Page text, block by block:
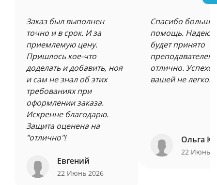
Заказ был выполнен
точно и в срок. И за
приемлемую цену.
Пришлось кое-что
доделать и добавить, ноя
и сам не знал об этих
требованиях при
оформлении заказа.
Искренне благодарю.
Защита оценена на
"отлично"!
Евгений
22 Июнь 2026
Спасибо
помощь.
будет принято
преподавателем
отлично.
вашей не легкой
Ольга
22 Июнь